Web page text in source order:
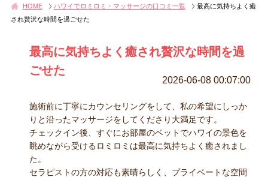
HOME ハワイでロミロミ・マッサージの口コミ一覧
最高に気持ちよく癒
され贅沢な時間を過ごせた
最高に気持ちよく癒され贅沢な時間を過
ごせた
2026-06-08 00:07:00
施術前に丁寧にカウンセリングをして、私の希望にしっか
りと沿ったマッサージをしてくださり大満足です。
チェックイン後、すぐにお部屋のベットでハワイの景色を
眺めながら受けるロミロミは最高に気持ちよく癒されまし
た。
セラピストの方の対応も素晴らしく、プライベートな空間